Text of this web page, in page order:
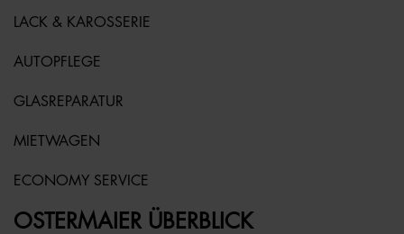
LACK & KAROSSERIE
AUTOPFLEGE
GLASREPARATUR
MIETWAGEN
ECONOMY SERVICE
OSTERMAIER ÜBERBLICK